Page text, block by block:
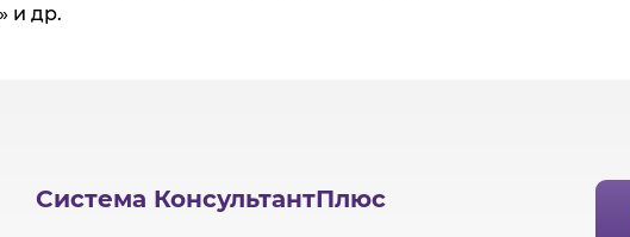
и др.
Система КонсультантПлюс